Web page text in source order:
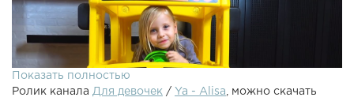
Показать полностью
Ролик канала Для девочек / Ya - Alisa , можно скачать